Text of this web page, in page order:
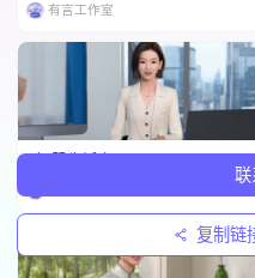
有言工作室
智慧生活专题
联
复制链